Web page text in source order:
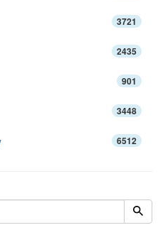
3721
2435
901
3448
6512